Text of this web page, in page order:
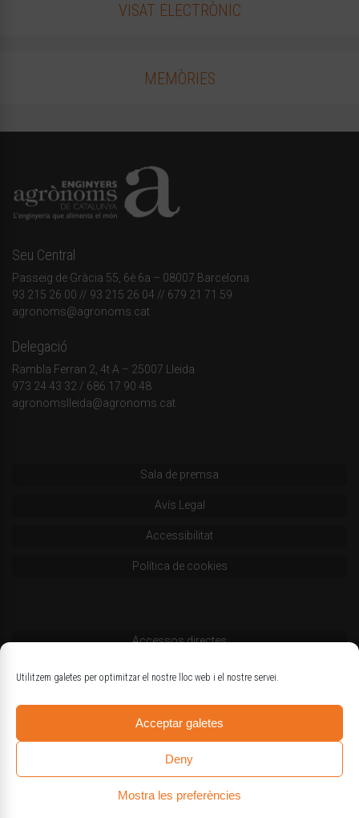
Utilitzem galetes per optimitzar el nostre lloc web i el nostre servei.
Acceptar galetes
Deny
Mostra les preferències
VISAT ELECTRÒNIC
MEMÒRIES
Seu Central
Passeig de Gràcia 55, 6è 6a – 08007 Barcelona
93 215 26 00 // 93 215 26 04 // 679 21 71 59
agronoms@agronoms.cat
Delegació
Rambla Ferran 2, 4t A – 25007 Lleida
973 24 43 32 / 686 17 90 48
agronomslleida@agronoms.cat
Sala de premsa
Avís Legal
Accessibilitat
Política de cookies
Accessos directes
Codi deontològic
Logotips oficials